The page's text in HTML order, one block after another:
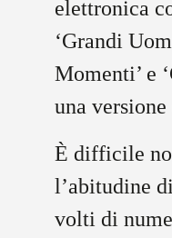
elettronica
‘Grandi
Momenti’ e
una
È difficile
l’abitudine
volti di